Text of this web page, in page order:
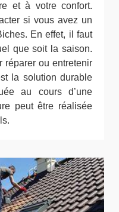
et à votre confort.
si vous avez un
En effet, il faut
que soit la saison.
réparer ou entretenir
la solution durable
au cours d’une
peut être réalisée